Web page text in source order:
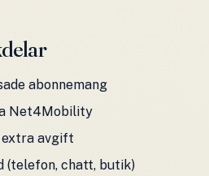
abonnemang
Net4Mobility
avgift
(telefon, chatt, butik)